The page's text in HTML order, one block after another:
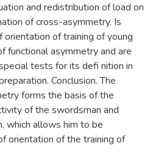
and redistribution of load on
of cross-asymmetry. Is
of training of young
functional asymmetry and are
tests for its defi nition in
Conclusion. The
forms the basis of the
of the swordsman and
which allows him to be
orientation of the training of